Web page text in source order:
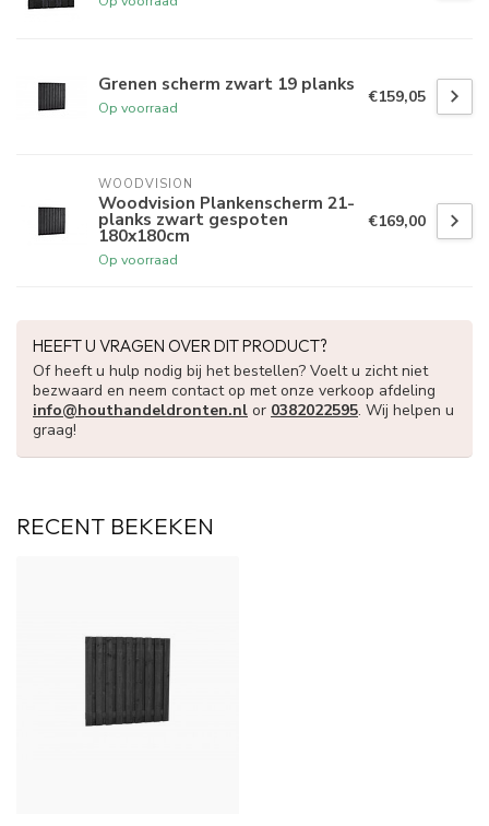
Grenen scherm zwart 19 planks
Op voorraad
€159,05
WOODVISION
Woodvision Plankenscherm 21-
planks zwart gespoten
180x180cm
Op voorraad
€169,00
HEEFT U VRAGEN OVER DIT PRODUCT?
Of heeft u hulp nodig bij het bestellen? Voelt u zicht niet
bezwaard en neem contact op met onze verkoop afdeling
info@houthandeldronten.nl or 0382022595. Wij helpen u
graag!
RECENT BEKEKEN